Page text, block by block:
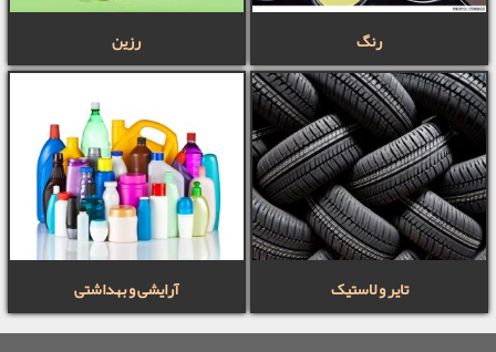
رنگ رزین
تایر و لاستیک آرایشی و بهداشتی